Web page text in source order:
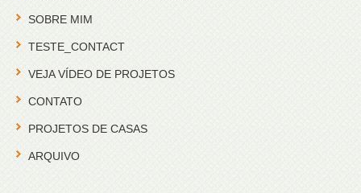
SOBRE MIM
TESTE_CONTACT
VEJA VÍDEO DE PROJETOS
CONTATO
PROJETOS DE CASAS
ARQUIVO